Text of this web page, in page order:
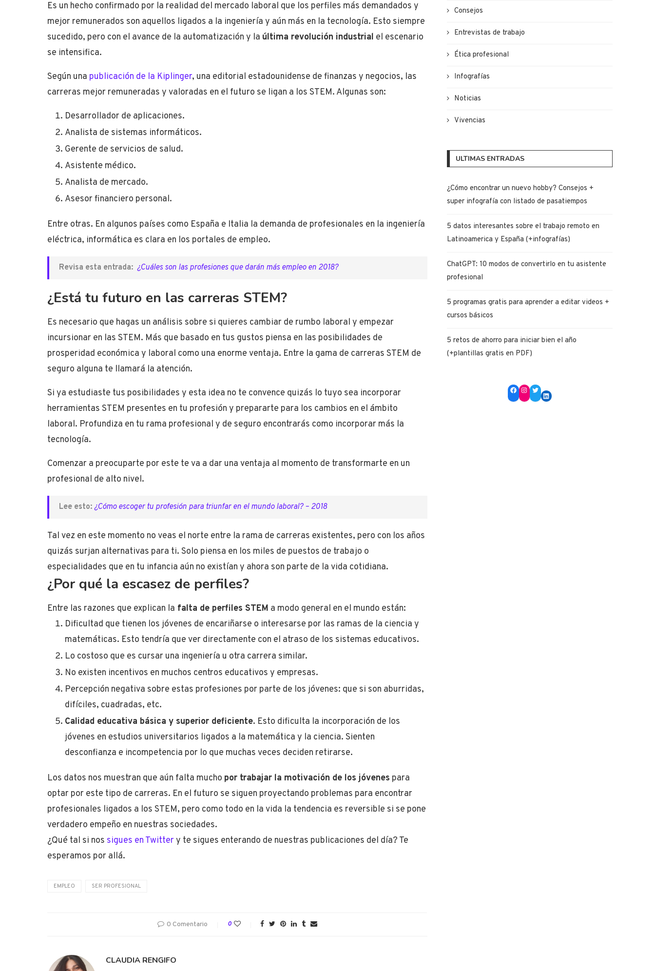
Es un hecho confirmado por la realidad del mercado laboral que los perfiles más demandados y
mejor remunerados son aquellos ligados a la ingeniería y aún más en la tecnología. Esto siempre
sucedido, pero con el avance de la automatización y la última revolución industrial el escenario
se intensifica.
Según una publicación de la Kiplinger, una editorial estadounidense de finanzas y negocios, las
carreras mejor remuneradas y valoradas en el futuro se ligan a los STEM. Algunas son:
Desarrollador de aplicaciones.
Analista de sistemas informáticos.
Gerente de servicios de salud.
Asistente médico.
Analista de mercado.
Asesor financiero personal.
Entre otras. En algunos países como España e Italia la demanda de profesionales en la ingeniería
eléctrica, informática es clara en los portales de empleo.
Revisa esta entrada: ¿Cuáles son las profesiones que darán más empleo en 2018?
¿Está tu futuro en las carreras STEM?
Es necesario que hagas un análisis sobre si quieres cambiar de rumbo laboral y empezar
incursionar en las STEM. Más que basado en tus gustos piensa en las posibilidades de
prosperidad económica y laboral como una enorme ventaja. Entre la gama de carreras STEM de
seguro alguna te llamará la atención.
Si ya estudiaste tus posibilidades y esta idea no te convence quizás lo tuyo sea incorporar
herramientas STEM presentes en tu profesión y prepararte para los cambios en el ámbito
laboral. Profundiza en tu rama profesional y de seguro encontrarás como incorporar más la
tecnología.
Comenzar a preocuparte por este te va a dar una ventaja al momento de transformarte en un
profesional de alto nivel.
Lee esto: ¿Cómo escoger tu profesión para triunfar en el mundo laboral? – 2018
Tal vez en este momento no veas el norte entre la rama de carreras existentes, pero con los años
quizás surjan alternativas para ti. Solo piensa en los miles de puestos de trabajo o
especialidades que en tu infancia aún no existían y ahora son parte de la vida cotidiana.
¿Por qué la escasez de perfiles?
Entre las razones que explican la falta de perfiles STEM a modo general en el mundo están:
Dificultad que tienen los jóvenes de encariñarse o interesarse por las ramas de la ciencia y
matemáticas. Esto tendría que ver directamente con el atraso de los sistemas educativos.
Lo costoso que es cursar una ingeniería u otra carrera similar.
No existen incentivos en muchos centros educativos y empresas.
Percepción negativa sobre estas profesiones por parte de los jóvenes: que si son aburridas,
difíciles, cuadradas, etc.
Calidad educativa básica y superior deficiente. Esto dificulta la incorporación de los
jóvenes en estudios universitarios ligados a la matemática y la ciencia. Sienten
desconfianza e incompetencia por lo que muchas veces deciden retirarse.
Los datos nos muestran que aún falta mucho por trabajar la motivación de los jóvenes para
optar por este tipo de carreras. En el futuro se siguen proyectando problemas para encontrar
profesionales ligados a los STEM, pero como todo en la vida la tendencia es reversible si se pone
verdadero empeño en nuestras sociedades.
¿Qué tal si nos sigues en Twitter y te sigues enterando de nuestras publicaciones del día? Te
esperamos por allá.
EMPLEO SER PROFESIONAL
0 Comentario 0
CLAUDIA RENGIFO
Consejos
Entrevistas de trabajo
Ética profesional
Infografías
Noticias
Vivencias
ULTIMAS ENTRADAS
¿Cómo encontrar un nuevo hobby? Consejos +
super infografía con listado de pasatiempos
5 datos interesantes sobre el trabajo remoto en
Latinoamerica y España (+infografías)
ChatGPT: 10 modos de convertirlo en tu asistente
profesional
5 programas gratis para aprender a editar videos +
cursos básicos
5 retos de ahorro para iniciar bien el año
(+plantillas gratis en PDF)